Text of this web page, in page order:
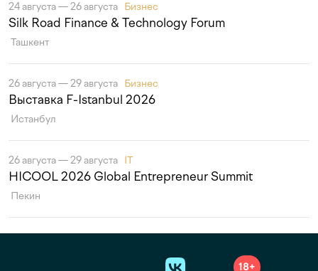
24 августа — 26 августа Бизнес
Silk Road Finance & Technology Forum
Ташкент
26 августа — 29 августа Бизнес
Выставка F-Istanbul 2026
Истанбул
26 августа — 29 августа IT
HICOOL 2026 Global Entrepreneur Summit
Пекин
18+